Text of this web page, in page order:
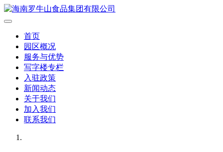
首页
园区概况
服务与优势
写字楼专栏
入驻政策
新闻动态
关于我们
加入我们
联系我们